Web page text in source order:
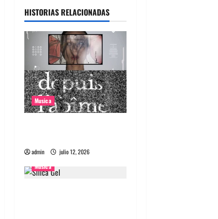
a
c
ó
n
d
e
n
HISTORIAS RELACIONADAS
Musica
admin
julio 12, 2026
Musica